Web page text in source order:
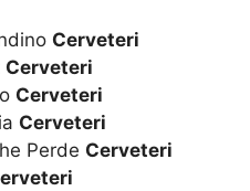
Cerveteri
Cerveteri
Cerveteri
Cerveteri
Perde Cerveteri